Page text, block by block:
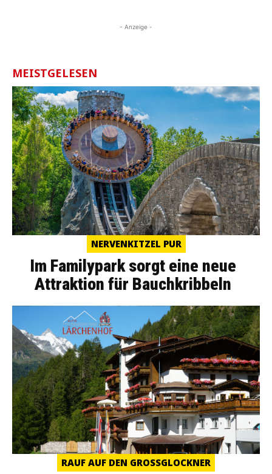
- Anzeige -
MEISTGELESEN
NERVENKITZEL PUR
Im Familypark sorgt eine neue
Attraktion für Bauchkribbeln
RAUF AUF DEN GROSSGLOCKNER